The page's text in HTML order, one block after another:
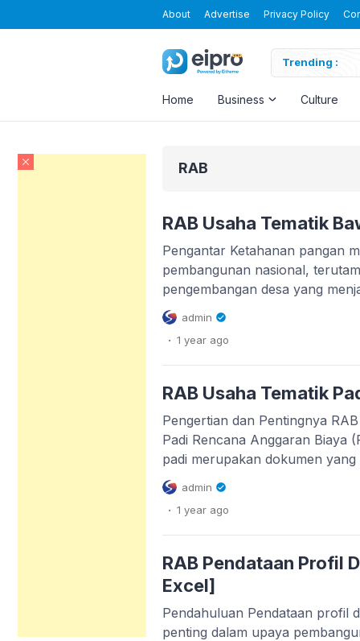
About Advertise Privacy Policy
Trending :
Home Business Culture
RAB
RAB Usaha Tematik
Pengantar Ketahanan pangan
pembangunan nasional,
pengembangan desa yang
pangan di tingkat lokal.
tentang ketersediaan makanan,
mempertimbangkan
stabilitas pangan secara
desa memiliki peranan penting
pangan, salah satunya bawang,
komoditas […]
admin
. 1 year ago
RAB Usaha Tematik
Pengertian dan Pentingnya
Padi Rencana Anggaran Biaya
padi merupakan dokumen
pengelolaan usaha pertanian
memuat perincian semua biaya
mulai dari pengadaan lahan,
operasional dan pemasaran.
usaha dapat merencanakan
admin
. 1 year ago
RAB Pendataan Profil
Excel]
Pendahuluan Pendataan profil
penting dalam upaya